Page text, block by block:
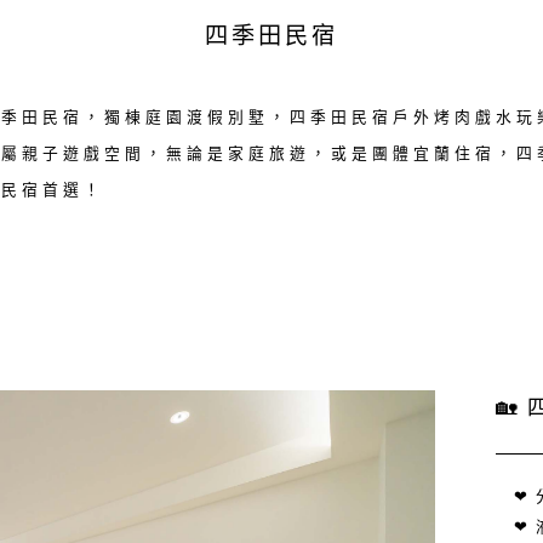
四季田民宿
田民宿，獨棟庭園渡假別墅，四季田民宿戶外烤肉戲水玩
親子遊戲空間，無論是家庭旅遊，或是團體宜蘭住宿，四
宿首選！
🏡
❤
❤